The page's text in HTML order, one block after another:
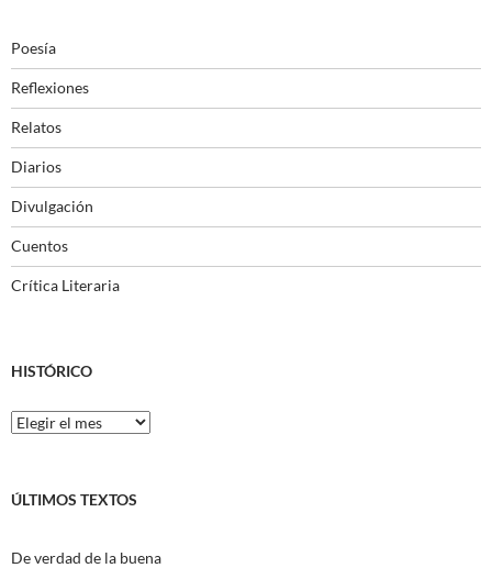
Poesía
Reflexiones
Relatos
Diarios
Divulgación
Cuentos
Crítica Literaria
HISTÓRICO
Histórico
ÚLTIMOS TEXTOS
De verdad de la buena